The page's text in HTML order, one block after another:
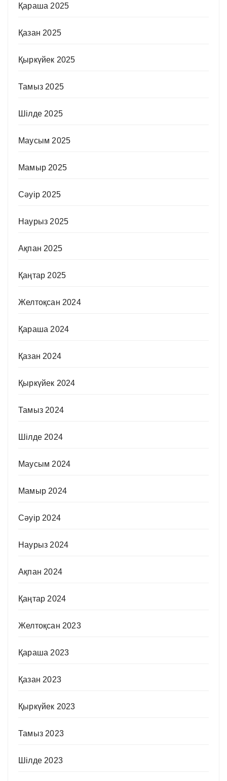
Қараша 2025
Қазан 2025
Қыркүйек 2025
Тамыз 2025
Шілде 2025
Маусым 2025
Мамыр 2025
Сәуір 2025
Наурыз 2025
Ақпан 2025
Қаңтар 2025
Желтоқсан 2024
Қараша 2024
Қазан 2024
Қыркүйек 2024
Тамыз 2024
Шілде 2024
Маусым 2024
Мамыр 2024
Сәуір 2024
Наурыз 2024
Ақпан 2024
Қаңтар 2024
Желтоқсан 2023
Қараша 2023
Қазан 2023
Қыркүйек 2023
Тамыз 2023
Шілде 2023